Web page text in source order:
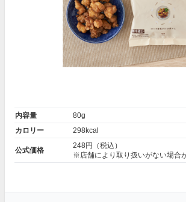
内容量
80g
カロリー
298kcal
公式価格
248円（税込）
※店舗により取り扱いがない場合